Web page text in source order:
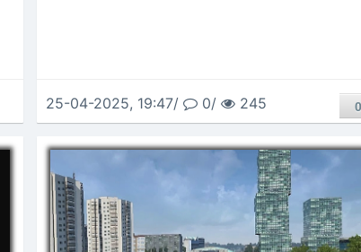
25-04-2025, 19:47/ 0/ 245 0